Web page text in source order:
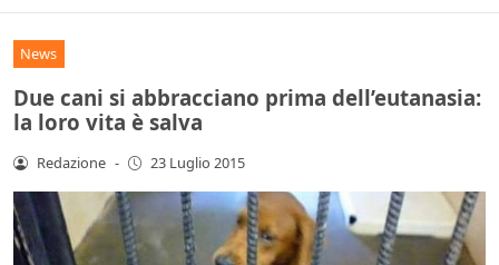
News
Due cani si abbracciano prima dell’eutanasia:
la loro vita è salva
Redazione - 23 Luglio 2015